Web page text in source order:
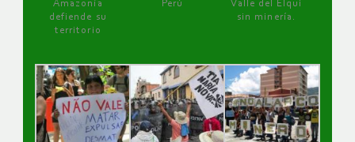
Amazonía
defiende su
territorio
Perú
Valle del Elqui
sin minería.